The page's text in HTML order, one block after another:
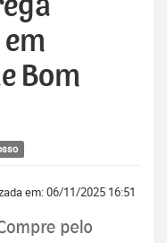
Bom
em: 06/11/2025 16:51